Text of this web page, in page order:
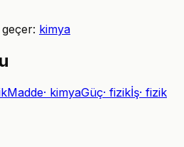
kimya
Madde· kimyaGüç· fizikİş· fizik